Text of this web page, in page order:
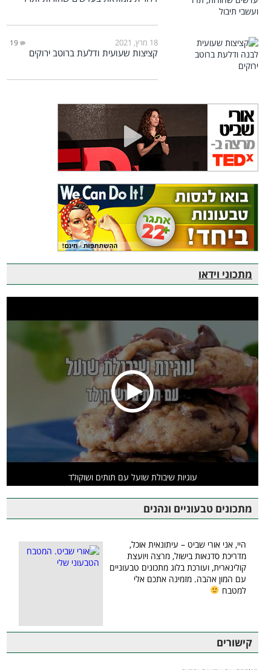
18 מרץ, 2021 19
קציצות שעועית ודלעת ברוטב ירוקים
מתכוני וידאו
עוגיות שיבולת שועל עם תותים ושוקולד
מתכונים טבעוניים ונהנים
היי, אני אורי שביט – עיתונאית אוכל,
מדריכת סדנאות בישול, מרצה ויועצת
קולינארית, ועורכת בלוג מתכונים טבעוניים
עם המון אהבה. מזמינה אתכם אלי
למטבח
קישורים